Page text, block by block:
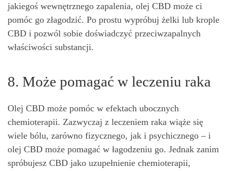
jakiegoś wewnętrznego zapalenia, olej CBD może ci
pomóc go złagodzić. Po prostu wypróbuj żelki lub krople
CBD i pozwól sobie doświadczyć przeciwzapalnych
właściwości substancji.
8. Może pomagać w leczeniu raka
Olej CBD może pomóc w efektach ubocznych
chemioterapii. Zazwyczaj z leczeniem raka wiąże się
wiele bólu, zarówno fizycznego, jak i psychicznego – i
olej CBD może pomagać w łagodzeniu go. Jednak zanim
spróbujesz CBD jako uzupełnienie chemioterapii,